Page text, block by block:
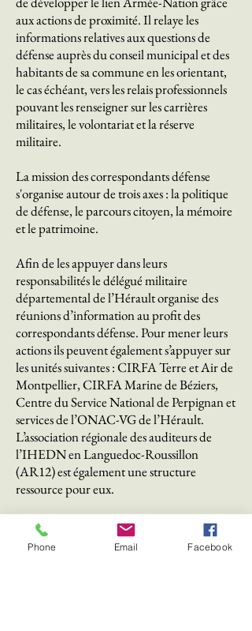
aux actions de proximité. Il relaye les
informations relatives aux questions de
défense auprès du conseil municipal et des
habitants de sa commune en les orientant,
le cas échéant, vers les relais professionnels
pouvant les renseigner sur les carrières
militaires, le volontariat et la réserve
militaire.
La mission des correspondants défense
s'organise autour de trois axes : la politique
de défense, le parcours citoyen, la mémoire
et le patrimoine.
Afin de les appuyer dans leurs
responsabilités le délégué militaire
départemental de l’Hérault organise des
réunions d’information au profit des
correspondants défense. Pour mener leurs
actions ils peuvent également s’appuyer sur
les unités suivantes : CIRFA Terre et Air de
Montpellier, CIRFA Marine de Béziers,
Centre du Service National de Perpignan et
services de l’ONAC-VG de l’Hérault.
L’association régionale des auditeurs de
l’IHEDN en Languedoc-Roussillon
(AR12) est également une structure
ressource pour eux.
Phone Email Facebook